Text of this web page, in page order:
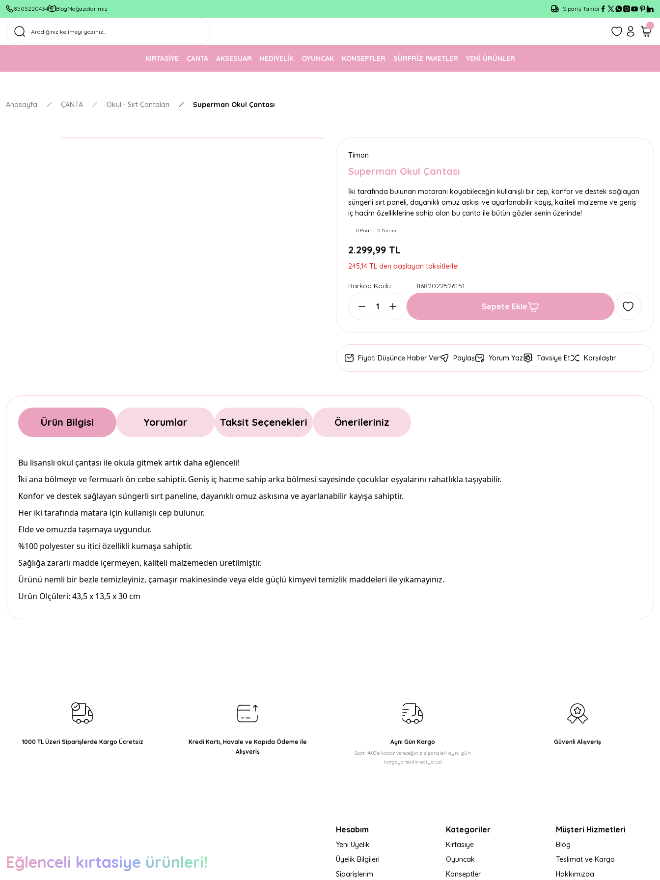
8505220434 BlogMağazalarımız
1500 TL Üzeri Ücretsiz Kargo
Sipariş Takibi
KIRTASİYE ÇANTA AKSESUAR HEDİYELİK OYUNCAK KONSEPTLER SÜRPRİZ PAKETLER YENİ ÜRÜNLER
Anasayfa ÇANTA Okul - Sırt Çantaları Superman Okul Çantası
Timon
Superman Okul Çantası
İki tarafında bulunan mataranı koyabileceğin kullanışlı bir cep, konfor ve destek sağlayan
süngerli sırt paneli, dayanıklı omuz askısı ve ayarlanabilir kayış, kaliteli malzeme ve geniş
iç hacim özelliklerine sahip olan bu çanta ile bütün gözler senin üzerinde!
0 Puan - 0 Yorum
2.299,99 TL
245,14 TL den başlayan taksitlerle!
Barkod Kodu 8682022526151
Sepete Ekle
Fiyatı Düşünce Haber Ver Paylaş Yorum Yaz Tavsiye Et Karşılaştır
Ürün Bilgisi Yorumlar Taksit Seçenekleri Önerileriniz
Bu lisanslı okul çantası ile okula gitmek artık daha eğlenceli!
İki ana bölmeye ve fermuarlı ön cebe sahiptir. Geniş iç hacme sahip arka bölmesi sayesinde çocuklar eşyalarını rahatlıkla taşıyabilir.
Konfor ve destek sağlayan süngerli sırt paneline, dayanıklı omuz askısına ve ayarlanabilir kayışa sahiptir.
Her iki tarafında matara için kullanışlı cep bulunur.
Elde ve omuzda taşımaya uygundur.
%100 polyester su itici özellikli kumaşa sahiptir.
Sağlığa zararlı madde içermeyen, kaliteli malzemeden üretilmiştir.
Ürünü nemli bir bezle temizleyiniz, çamaşır makinesinde veya elde güçlü kimyevi temizlik maddeleri ile yıkamayınız.
Ürün Ölçüleri: 43,5 x 13,5 x 30 cm
Ürün fiyatı diğer sitelerden daha pahalı.
Bu ürüne benzer farklı alternatifler olmalı.
1000 TL Üzeri Siparişlerde Kargo Ücretsiz
Kredi Kartı, Havale ve Kapıda Ödeme ile
Alışveriş
Aynı Gün Kargo
Saat 14:00'e kadar vereceğiniz siparişleri aynı gün
kargoya teslim ediyoruz!
Güvenli Alışveriş
Eğlenceli kırtasiye ürünleri!
Hesabım
Yeni Üyelik
Üyelik Bilgileri
Siparişlerim
Kategoriler
Kırtasiye
Oyuncak
Konseptler
Müşteri Hizmetleri
Blog
Teslimat ve Kargo
Hakkımızda